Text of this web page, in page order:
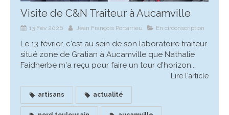
Visite de C&N Traiteur à Aucamville
13 Fév 2026 Jean François Portarrieu En circonscription
Le 13 février, c'est au sein de son laboratoire traiteur
situé zone de Gratian à Aucamville que Nathalie
Faidherbe m'a reçu pour faire un tour d'horizon...
Lire l'article
artisans actualité